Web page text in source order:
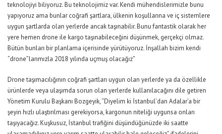
teknolojiyi biliyoruz. Bu teknolojimiz var. Kendi mühendislerimizle bunu
yapıyoruz ama bunlar coğrafi şartlara, ülkenin koşullarına ve iç sistemlere
uygun şartlarda olan yerlerde ancak taşınabilir. Bunu fantastik olarak her
yere hemen drone ile kargo taşınabileceğini düşünmek, gerçekçi olmaz.
Bütün bunları bir planlama içerisinde yürütüyoruz. İnşallah bizim kendi
“drone”larımızla 2018 yılında uçmuş olacağız”
Drone taşımacılığının coğrafi şartları uygun olan yerlerde ya da özellikle
ürünlerde veya ulaşımda sorun olan yerlerde kullanılacağını dile getiren
Yönetim Kurulu Başkanı Bozgeyik, “Diyelim ki İstanbul’dan Adalar’a bir
şeyin hızlı ulaştırılması gerekiyorsa, kargonun niteliği uygunsa onları
taşıyacağız. Kuşkusuz, İstanbul trafiğini düşündüğünüzde iki saatte